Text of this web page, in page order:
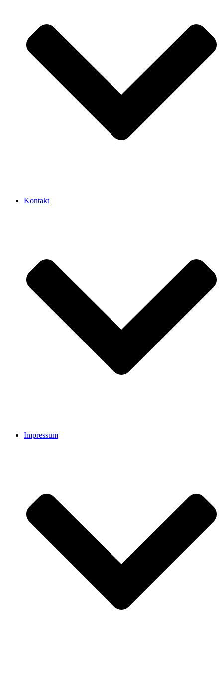
Kontakt
Impressum